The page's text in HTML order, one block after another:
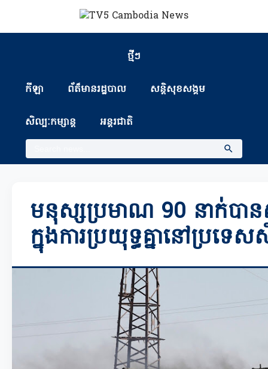
ថ្មីៗ
កីឡា ព័ត៏មានរដ្ឋបាល សន្តិសុខសង្គម
សិល្បៈកម្សាន្ត អន្តរជាតិ
មនុស្សប្រមាណ 90 នាក់បាន
ក្នុងការប្រយុទ្ធគ្នានៅប្រទេស